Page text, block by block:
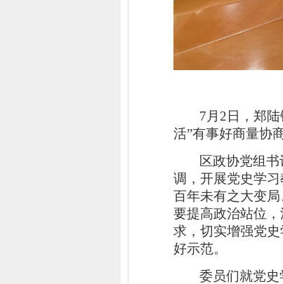
7 月 2日，郑
活”有事好商量协
区政协党组
调， 开展党史学
百年未有之大变
要提高政治站位
求，切实增强党
好示范。
委员们就党